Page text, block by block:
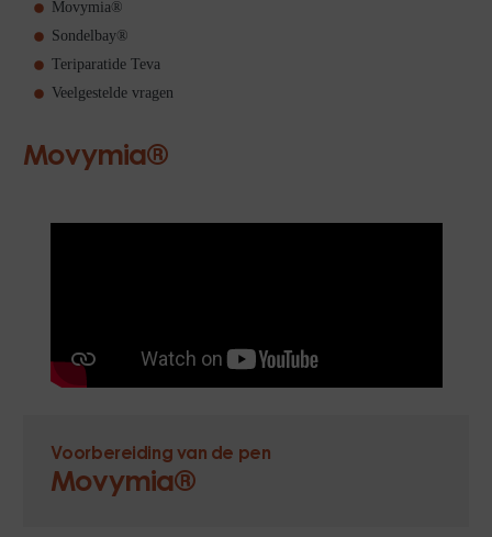
Movymia®
Sondelbay®
Teriparatide Teva
Veelgestelde vragen
Movymia®
Voorbereiding van de pen
Movymia®